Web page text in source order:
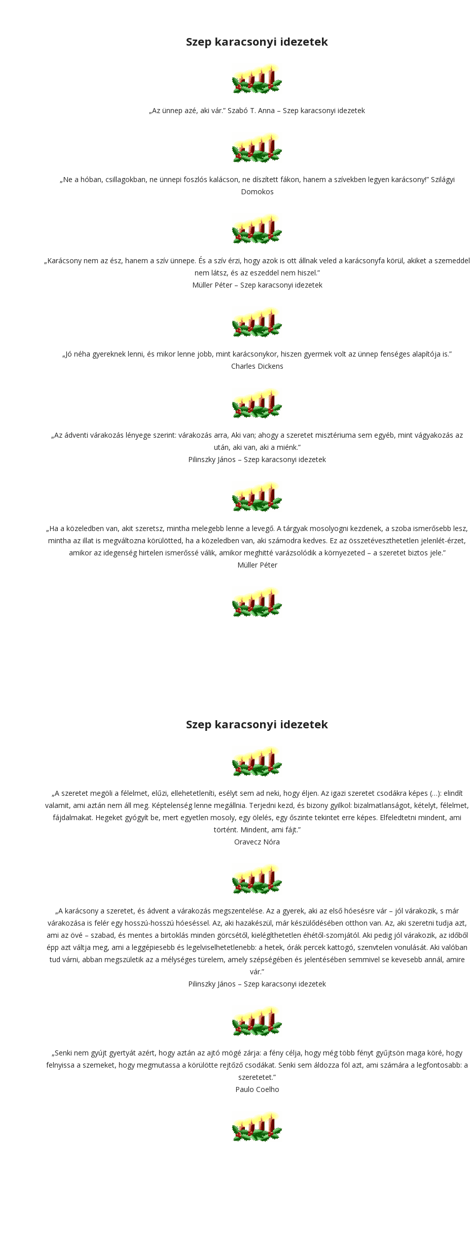
Szep karacsonyi idezetek
„Az ünnep azé, aki vár.” Szabó T. Anna – Szep karacsonyi idezetek
„Ne a hóban, csillagokban, ne ünnepi foszlós kalácson, ne díszített fákon, hanem a szívekben legyen karácsony!” Szilágyi
Domokos
„Karácsony nem az ész, hanem a szív ünnepe. És a szív érzi, hogy azok is ott állnak veled a karácsonyfa körül, akiket a szemeddel
nem látsz, és az eszeddel nem hiszel.”
Müller Péter – Szep karacsonyi idezetek
„Jó néha gyereknek lenni, és mikor lenne jobb, mint karácsonykor, hiszen gyermek volt az ünnep fenséges alapítója is.”
Charles Dickens
„Az ádventi várakozás lényege szerint: várakozás arra, Aki van; ahogy a szeretet misztériuma sem egyéb, mint vágyakozás az
után, aki van, aki a miénk.”
Pilinszky János – Szep karacsonyi idezetek
„Ha a közeledben van, akit szeretsz, mintha melegebb lenne a levegő. A tárgyak mosolyogni kezdenek, a szoba ismerősebb lesz,
mintha az illat is megváltozna körülötted, ha a közeledben van, aki számodra kedves. Ez az összetéveszthetetlen jelenlét-érzet,
amikor az idegenség hirtelen ismerőssé válik, amikor meghitté varázsolódik a környezeted – a szeretet biztos jele.”
Müller Péter
Szep karacsonyi idezetek
„A szeretet megöli a félelmet, elűzi, ellehetetleníti, esélyt sem ad neki, hogy éljen. Az igazi szeretet csodákra képes (…): elindít
valamit, ami aztán nem áll meg. Képtelenség lenne megállnia. Terjedni kezd, és bizony gyilkol: bizalmatlanságot, kételyt, félelmet,
fájdalmakat. Hegeket gyógyít be, mert egyetlen mosoly, egy ölelés, egy őszinte tekintet erre képes. Elfeledtetni mindent, ami
történt. Mindent, ami fájt.”
Oravecz Nóra
„A karácsony a szeretet, és ádvent a várakozás megszentelése. Az a gyerek, aki az első hóesésre vár – jól várakozik, s már
várakozása is felér egy hosszú-hosszú hóeséssel. Az, aki hazakészül, már készülődésében otthon van. Az, aki szeretni tudja azt,
ami az övé – szabad, és mentes a birtoklás minden görcsétől, kielégíthetetlen éhétől-szomjától. Aki pedig jól várakozik, az időből
épp azt váltja meg, ami a leggépiesebb és legelviselhetetlenebb: a hetek, órák percek kattogó, szenvtelen vonulását. Aki valóban
tud várni, abban megszületik az a mélységes türelem, amely szépségében és jelentésében semmivel se kevesebb annál, amire
vár.”
Pilinszky János – Szep karacsonyi idezetek
„Senki nem gyújt gyertyát azért, hogy aztán az ajtó mögé zárja: a fény célja, hogy még több fényt gyűjtsön maga köré, hogy
felnyissa a szemeket, hogy megmutassa a körülötte rejtőző csodákat. Senki sem áldozza föl azt, ami számára a legfontosabb: a
szeretetet.”
Paulo Coelho